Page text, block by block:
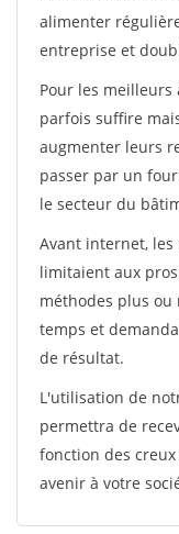
alimenter
entreprise et
Pour les
parfois suffire
augmenter leurs
passer par un
le secteur du
Avant internet,
limitaient aux
méthodes plus
temps et
de résultat.
L'utilisation de
permettra de
fonction des
avenir à votre